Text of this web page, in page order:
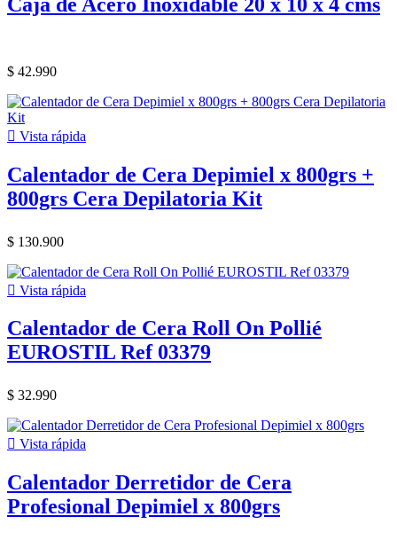
$ 42.990
 Vista rápida
Calentador de Cera Depimiel x 800grs +
800grs Cera Depilatoria Kit
$ 130.900
 Vista rápida
Calentador de Cera Roll On Pollié
EUROSTIL Ref 03379
$ 32.990
 Vista rápida
Calentador Derretidor de Cera
Profesional Depimiel x 800grs